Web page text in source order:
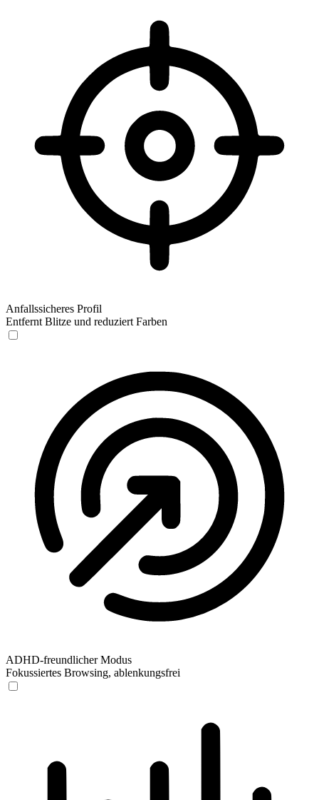
Anfallssicheres Profil
Entfernt Blitze und reduziert Farben
ADHD-freundlicher Modus
Fokussiertes Browsing, ablenkungsfrei